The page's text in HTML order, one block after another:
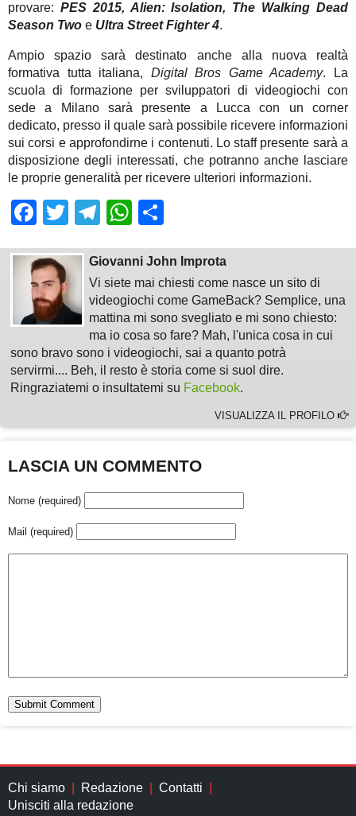
provare: PES 2015, Alien: Isolation, The Walking Dead
Season Two e Ultra Street Fighter 4.
Ampio spazio sarà destinato anche alla nuova realtà
formativa tutta italiana, Digital Bros Game Academy. La
scuola di formazione per sviluppatori di videogiochi con
sede a Milano sarà presente a Lucca con un corner
dedicato, presso il quale sarà possibile ricevere informazioni
sui corsi e approfondirne i contenuti. Lo staff presente sarà a
disposizione degli interessati, che potranno anche lasciare
le proprie generalità per ricevere ulteriori informazioni.
Facebook
TwitterTelegram
WhatsApp
Giovanni John Improta
Vi siete mai chiesti come nasce un sito di
videogiochi come GameBack? Semplice, una
mattina mi sono svegliato e mi sono chiesto:
ma io cosa so fare? Mah, l'unica cosa in cui
sono bravo sono i videogiochi, sai a quanto potrà
servirmi.... Beh, il resto è storia come si suol dire.
Ringraziatemi o insultatemi su Facebook.
VISUALIZZA IL PROFILO
LASCIA UN COMMENTO
Nome (required)
Mail (required)
Chi siamo Redazione
Contatti
Unisciti alla redazione